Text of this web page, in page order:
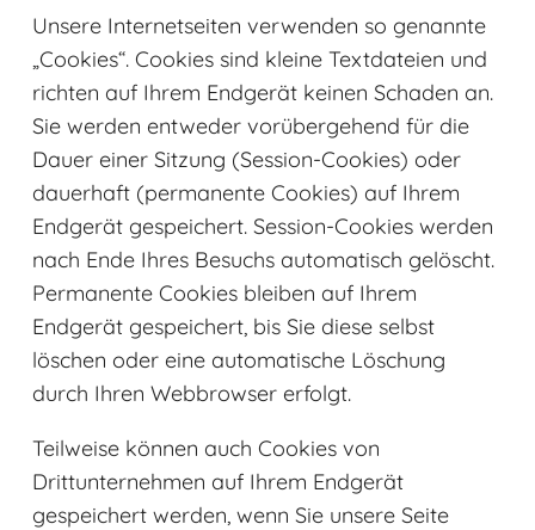
Unsere Internetseiten verwenden so genannte
„Cookies“. Cookies sind kleine Textdateien und
richten auf Ihrem Endgerät keinen Schaden an.
Sie werden entweder vorübergehend für die
Dauer einer Sitzung (Session-Cookies) oder
dauerhaft (permanente Cookies) auf Ihrem
Endgerät gespeichert. Session-Cookies werden
nach Ende Ihres Besuchs automatisch gelöscht.
Permanente Cookies bleiben auf Ihrem
Endgerät gespeichert, bis Sie diese selbst
löschen oder eine automatische Löschung
durch Ihren Webbrowser erfolgt.
Teilweise können auch Cookies von
Drittunternehmen auf Ihrem Endgerät
gespeichert werden, wenn Sie unsere Seite